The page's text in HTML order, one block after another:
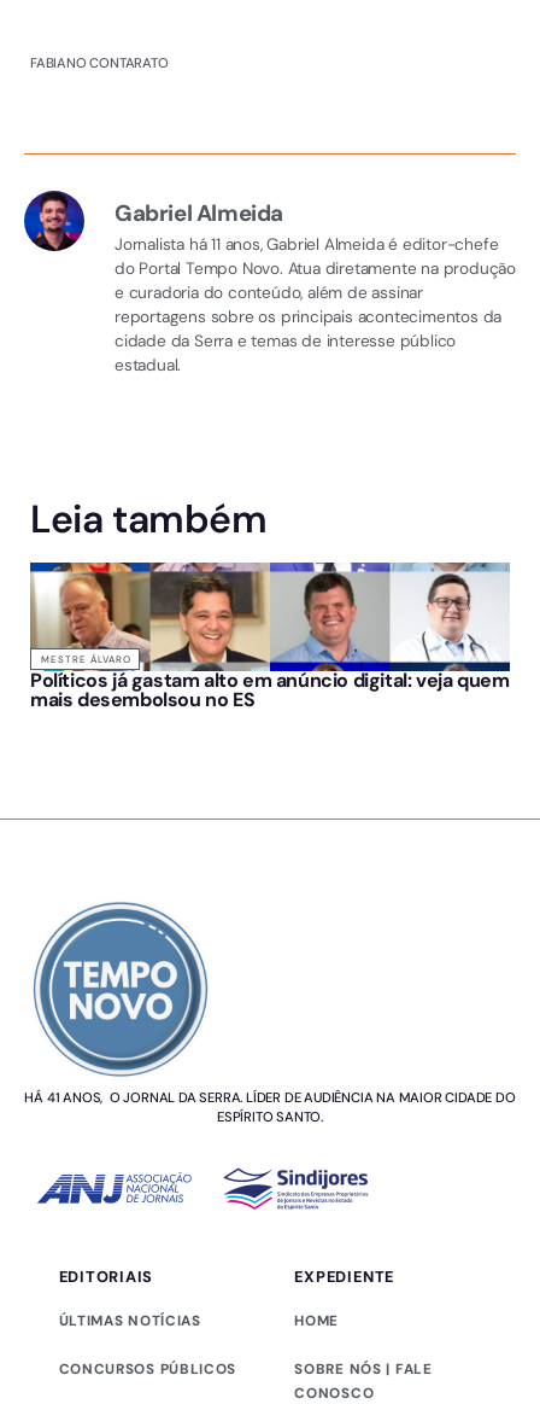
FABIANO CONTARATO
Gabriel Almeida
Jornalista há 11 anos, Gabriel Almeida é editor-chefe
do Portal Tempo Novo. Atua diretamente na produção
e curadoria do conteúdo, além de assinar
reportagens sobre os principais acontecimentos da
cidade da Serra e temas de interesse público
estadual.
Leia também
MESTRE ÁLVARO
Políticos já gastam alto em anúncio digital: veja quem
mais desembolsou no ES
HÁ 41 ANOS, O JORNAL DA SERRA. LÍDER DE AUDIÊNCIA NA MAIOR CIDADE DO
ESPÍRITO SANTO.
EDITORIAIS
ÚLTIMAS NOTÍCIAS
CONCURSOS PÚBLICOS
EXPEDIENTE
HOME
SOBRE NÓS | FALE
CONOSCO